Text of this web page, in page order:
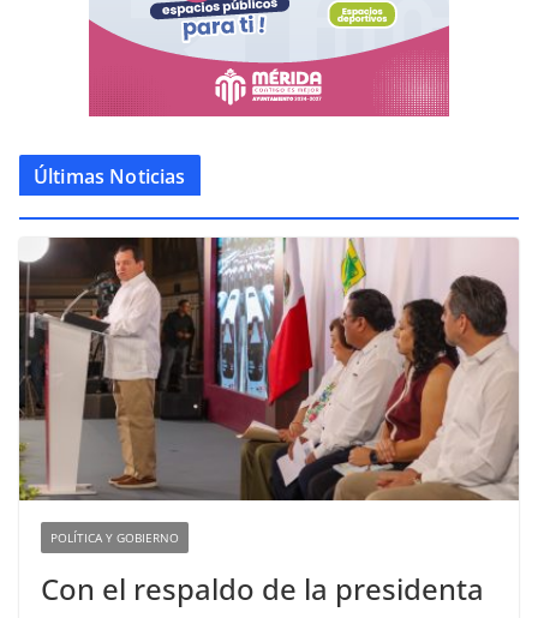
Últimas Noticias
POLÍTICA Y GOBIERNO
Con el respaldo de la presidenta